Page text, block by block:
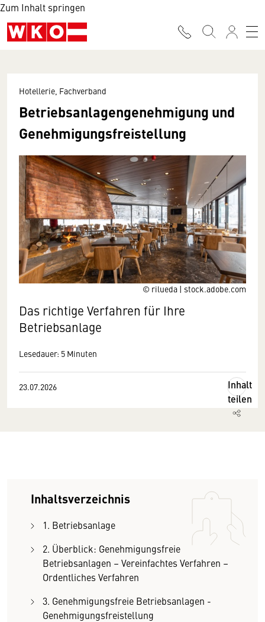
Zum Inhalt springen
© rilueda | stock.adobe.com
Hotellerie, Fachverband
Betriebsanlagengenehmigung und
Genehmigungsfreistellung
Das richtige Verfahren für Ihre
Betriebsanlage
Lesedauer: 5 Minuten
23.07.2026
Inhalt
teilen
Inhaltsverzeichnis
1. Betriebsanlage
2. Überblick: Genehmigungsfreie
Betriebsanlagen – Vereinfachtes Verfahren –
Ordentliches Verfahren
3. Genehmigungsfreie Betriebsanlagen -
Genehmigungsfreistellung